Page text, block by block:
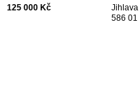
125 000 Kč
Jihlava
586 01